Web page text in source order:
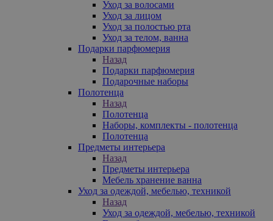
Уход за волосами
Уход за лицом
Уход за полостью рта
Уход за телом, ванна
Подарки парфюмерия
Назад
Подарки парфюмерия
Подарочные наборы
Полотенца
Назад
Полотенца
Наборы, комплекты - полотенца
Полотенца
Предметы интерьера
Назад
Предметы интерьера
Мебель хранение ванна
Уход за одеждой, мебелью, техникой
Назад
Уход за одеждой, мебелью, техникой